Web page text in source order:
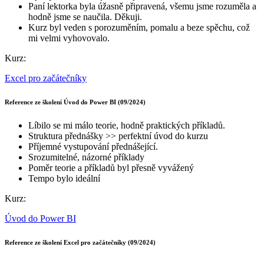
Paní lektorka byla úžasně připravená, všemu jsme rozuměla a
hodně jsme se naučila. Děkuji.
Kurz byl veden s porozuměním, pomalu a beze spěchu, což
mi velmi vyhovovalo.
Kurz:
Excel pro začátečníky
Reference ze školení Úvod do Power BI (09/2024)
Líbilo se mi málo teorie, hodně praktických příkladů.
Struktura přednášky >> perfektní úvod do kurzu
Příjemné vystupování přednášející.
Srozumitelné, názorné příklady
Poměr teorie a příkladů byl přesně vyvážený
Tempo bylo ideální
Kurz:
Úvod do Power BI
Reference ze školení Excel pro začátečníky (09/2024)